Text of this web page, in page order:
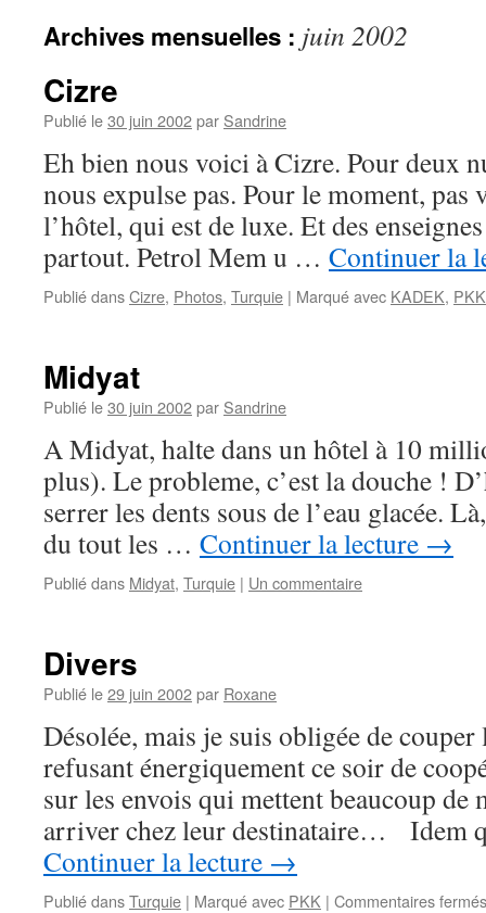
Archives mensuelles : juin 2002
Cizre
Publié le30 juin 2002par Sandrine
Eh bien nous voici à Cizre. Pour deux
nous expulse pas. Pour le moment, pas
l’hôtel, qui est de luxe. Et des
partout. Petrol Mem u … Continuer la
Publié dansCizre, Photos, Turquie | Marqué avec KADEK, PKK
Midyat
Publié le30 juin 2002par Sandrine
A Midyat, halte dans un hôtel à 10
plus). Le probleme, c’est la douche !
serrer les dents sous de l’eau glacée.
du tout les … Continuer la lecture →
Publié dans Midyat, Turquie | Un commentaire
Divers
Publié le29 juin 2002par Roxane
Désolée, mais je suis obligée de
refusant énergiquement ce soir de
sur les envois qui mettent beaucoup de
arriver chez leur destinataire… Idem
Continuer la lecture →
Publié dansTurquie | Marqué avec PKK | Commentaires fermés